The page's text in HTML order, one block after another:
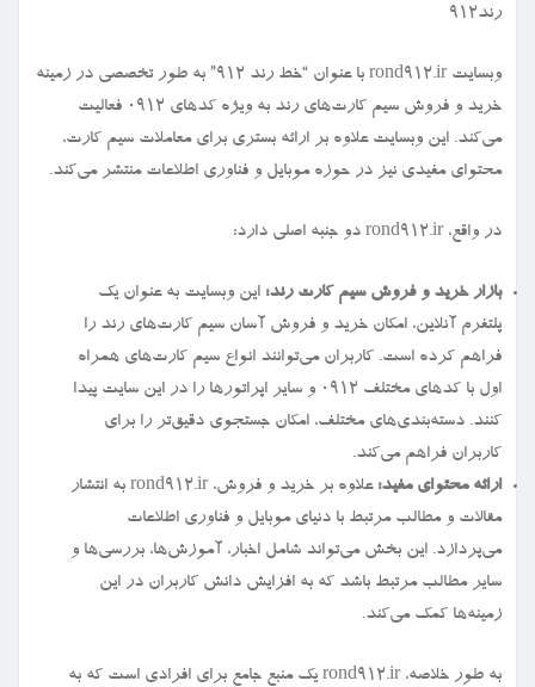
رند912
وبسایت rond912.ir با عنوان “خط رند ۹۱۲” به طور تخصصی در زمینه
خرید و فروش سیم کارت‌های رند به ویژه کدهای ۰۹۱۲ فعالیت
می‌کند. این وبسایت علاوه بر ارائه بستری برای معاملات سیم کارت،
محتوای مفیدی نیز در حوزه موبایل و فناوری اطلاعات منتشر می‌کند.
در واقع، rond912.ir دو جنبه اصلی دارد:
بازار خرید و فروش سیم کارت رند: این وبسایت به عنوان یک
پلتفرم آنلاین، امکان خرید و فروش آسان سیم کارت‌های رند را
فراهم کرده است. کاربران می‌توانند انواع سیم کارت‌های همراه
اول با کدهای مختلف ۰۹۱۲ و سایر اپراتورها را در این سایت پیدا
کنند. دسته‌بندی‌های مختلف، امکان جستجوی دقیق‌تر را برای
کاربران فراهم می‌کند.
ارائه محتوای مفید:
علاوه بر خرید و فروش، rond912.ir به انتشار
مقالات و مطالب مرتبط با دنیای موبایل و فناوری اطلاعات
می‌پردازد. این بخش می‌تواند شامل اخبار، آموزش‌ها، بررسی‌ها و
سایر مطالب مرتبط باشد که به افزایش دانش کاربران در این
زمینه‌ها کمک می‌کند.
به طور خلاصه، rond912.ir یک منبع جامع برای افرادی است که به